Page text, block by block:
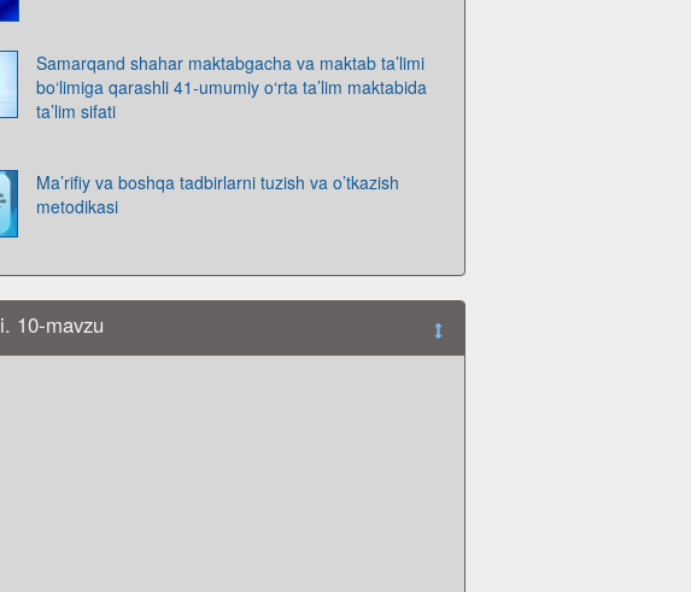
Samarqand shahar maktabgacha va maktab ta’limi
bo‘limiga qarashli 41-umumiy o‘rta ta’lim maktabida
ta’lim sifati
Ma’rifiy va boshqa tadbirlarni tuzish va o’tkazish
metodikasi
10-mavzu